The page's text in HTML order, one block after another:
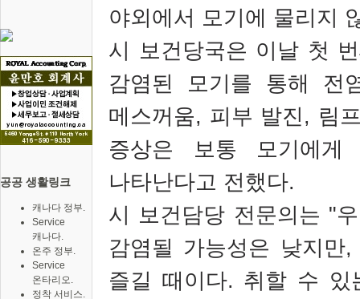
공공 생활링크
캐나다 정부.
Service
캐나다.
온주 정부.
Service
온타리오.
정착 서비스.
야외에서 모기에 물리지
시 보건당국은 이날 첫
감염된 모기를 통해 전
메스꺼움, 피부 발진, 림
증상은 보통 모기에
나타난다고 전했다.
시 보건담당 전문의는 "
감염될 가능성은 낮지만
즐길 때이다. 취할 수 있